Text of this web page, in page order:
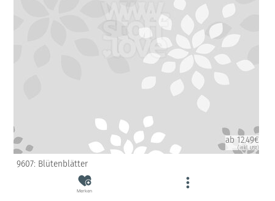
ab 12.49€
(inkl. USt)
9607: Blütenblätter
Merken